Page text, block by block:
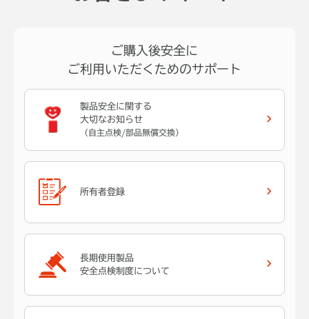
ご購入後安全に
ご利用いただくためのサポート
製品安全に関する
大切なお知らせ
（自主点検/部品無償交換）
所有者登録
長期使用製品
安全点検制度について